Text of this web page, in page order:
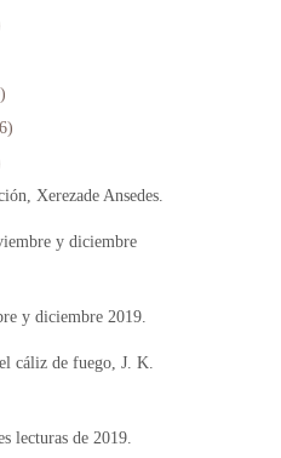
Xerezade Ansedes.
y diciembre
y diciembre 2019.
cáliz de fuego, J. K.
lecturas de 2019.